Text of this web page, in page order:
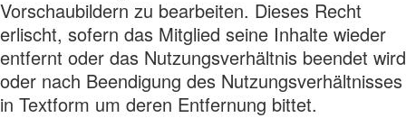
Vorschaubildern zu bearbeiten. Dieses Recht
erlischt, sofern das Mitglied seine Inhalte wieder
entfernt oder das Nutzungsverhältnis beendet wird
oder nach Beendigung des Nutzungsverhältnisses
in Textform um deren Entfernung bittet.